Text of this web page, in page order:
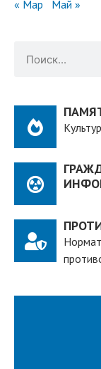
« Мар Май »